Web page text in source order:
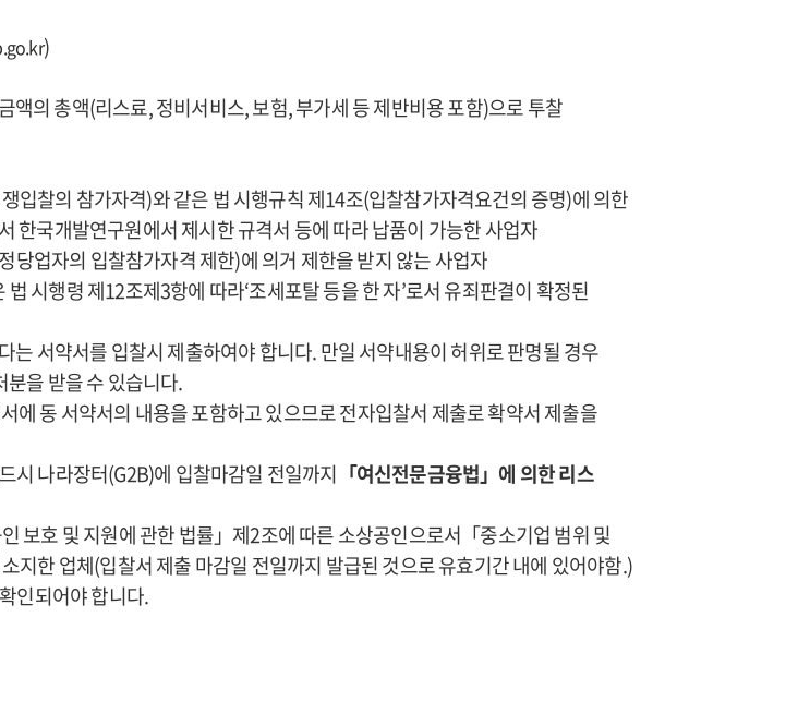
)
의 총액(리스료, 정비서비스, 보험, 부가세 등 제반비용 포함)으로 투찰
입찰의 참가자격)와 같은 법 시행규칙 제14조(입찰참가자격요건의 증명)에 의한
한국개발연구원에서 제시한 규격서 등에 따라 납품이 가능한 사업자
업자의 입찰참가자격 제한)에 의거 제한을 받지 않는 사업자
시행령 제12조제3항에 따라‘조세포탈 등을 한 자’로서 유죄판결이 확정된
서약서를 입찰시 제출하여야 합니다. 만일 서약내용이 허위로 판명될 경우
을 받을 수 있습니다.
에 동 서약서의 내용을 포함하고 있으므로 전자입찰서 제출로 확약서 제출을
시 나라장터(G2B)에 입찰마감일 전일까지 「여신전문금융법」에 의한 리스
보호 및 지원에 관한 법률」제2조에 따른 소상공인으로서「중소기업 범위 및
지한 업체(입찰서 제출 마감일 전일까지 발급된 것으로 유효기간 내에 있어야함.)
인되어야 합니다.